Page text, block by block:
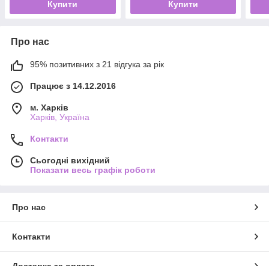
Купити Купити
Про нас
95% позитивних з 21 відгука за рік
Працює з 14.12.2016
м. Харків
Харків, Україна
Контакти
Сьогодні вихідний
Показати весь графік роботи
Про нас
Контакти